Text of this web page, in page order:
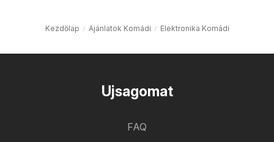
Kezdőlap Ajánlatok Komádi Elektronika Komádi
Ujsagomat
FAQ